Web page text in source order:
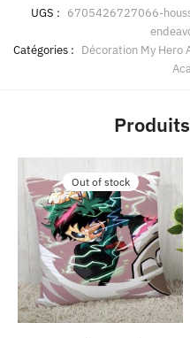
UGS : 6705426727066-
Catégories : Décoration My Hero
Out of stock